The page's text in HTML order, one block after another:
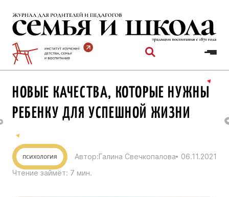
содержимому
НОВЫЕ КАЧЕСТВА, КОТОРЫЕ НУЖНЫ
РЕБЕНКУ ДЛЯ УСПЕШНОЙ ЖИЗНИ
психология Автор:Галина Свечкопалова
06.11.2021
Чтение займёт: 7 мин.